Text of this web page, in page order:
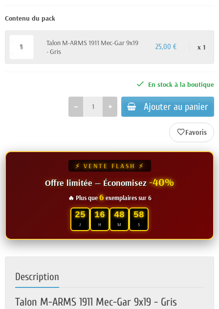
Contenu du pack
Talon M-ARMS 1911 Mec-Gar 9x19
- Gris
25,00 € x 1
En stock à la boutique
Ajouter au panier
favorite_border
⚡ VENTE FLASH ⚡
Offre limitée — Économisez-40%
🔥 Plus que6 exemplaires sur 6
25
J
16
H
48
M
57
S
Description
Talon M-ARMS 1911 Mec-Gar 9x19 - Gris